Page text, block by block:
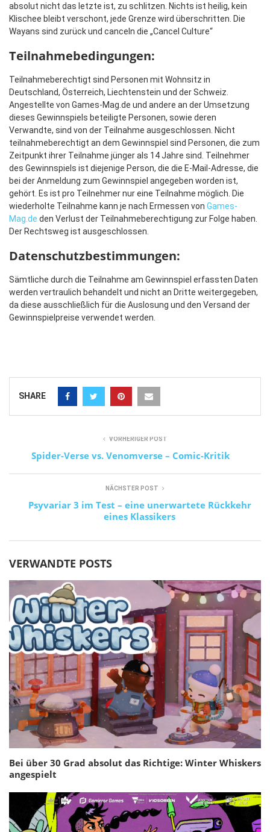
absolut nicht das letzte ist, zu schlitzen. Nichts ist heilig, kein
Klischee bleibt verschont, jede Grenze wird überschritten. Die
Wayans sind zurück und canceln die „Cancel Culture“
Teilnahmebedingungen:
Teilnahmeberechtigt sind Personen mit Wohnsitz in
Deutschland, Österreich, Liechtenstein und der Schweiz.
Angestellte von Games-Mag.de und andere an der Umsetzung
dieses Gewinnspiels beteiligte Personen, sowie deren
Verwandte, sind von der Teilnahme ausgeschlossen. Nicht
teilnahmeberechtigt an dem Gewinnspiel sind Personen, die zum
Zeitpunkt ihrer Teilnahme jünger als 14 Jahre sind. Teilnehmer
des Gewinnspiels ist diejenige Person, die die E-Mail-Adresse, die
bei der Anmeldung zum Gewinnspiel angegeben worden ist,
gehört. Es ist pro Teilnehmer nur eine Teilnahme möglich. Die
wiederholte Teilnahme kann je nach Ermessen von Games-
Mag.de den Verlust der Teilnahmeberechtigung zur Folge haben.
Der Rechtsweg ist ausgeschlossen.
Datenschutzbestimmungen:
Sämtliche durch die Teilnahme am Gewinnspiel erfassten Daten
werden vertraulich behandelt und nicht an Dritte weitergegeben,
da diese ausschließlich für die Auslosung und den Versand der
Gewinnspielpreise verwendet werden.
SHARE
VORHERIGER POST
Spider-Verse vs. Venomverse – Comic-Kritik
NÄCHSTER POST
Psyvariar 3 im Test – eine unerwartete Rückkehr
eines Klassikers
VERWANDTE POSTS
Bei über 30 Grad absolut das Richtige: Winter Whiskers
angespielt